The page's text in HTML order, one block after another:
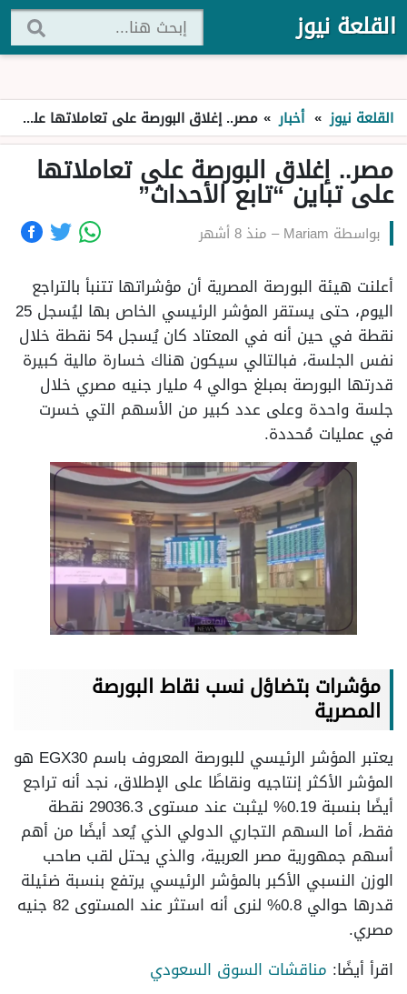
القلعة نيوز
القلعة نيوز » أخبار » مصر.. إغلاق البورصة على تعاملاتها على تباين “تابع الأحداث”
مصر.. إغلاق البورصة على تعاملاتها
على تباين “تابع الأحداث”
بواسطة Mariam
– منذ 8 أشهر
أعلنت هيئة البورصة المصرية أن مؤشراتها تتنبأ بالتراجع
اليوم، حتى يستقر المؤشر الرئيسي الخاص بها ليُسجل 25
نقطة في حين أنه في المعتاد كان يُسجل 54 نقطة خلال
نفس الجلسة، فبالتالي سيكون هناك خسارة مالية كبيرة
قدرتها البورصة بمبلغ حوالي 4 مليار جنيه مصري خلال
جلسة واحدة وعلى عدد كبير من الأسهم التي خسرت
في عمليات مُحددة.
مؤشرات بتضاؤل نسب نقاط البورصة
المصرية
يعتبر المؤشر الرئيسي للبورصة المعروف باسم EGX30 هو
المؤشر الأكثر إنتاجيه ونقاطًا على الإطلاق، نجد أنه تراجع
أيضًا بنسبة 0.19% ليثبت عند مستوى 29036.3 نقطة
فقط، أما السهم التجاري الدولي الذي يُعد أيضًا من أهم
أسهم جمهورية مصر العربية، والذي يحتل لقب صاحب
الوزن النسبي الأكبر بالمؤشر الرئيسي يرتفع بنسبة ضئيلة
قدرها حوالي 0.8% لنرى أنه استثر عند المستوى 82 جنيه
مصري.
اقرأ أيضًا: مناقشات السوق السعودي